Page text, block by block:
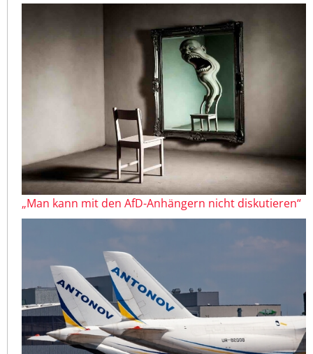
„Man kann mit den AfD-Anhängern nicht diskutieren“